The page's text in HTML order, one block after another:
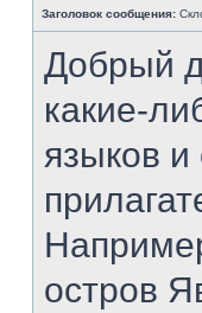
Заголовок сообщения:
Добрый
какие-
языков и
остров